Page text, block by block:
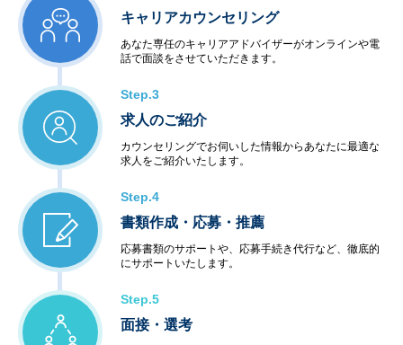
キャリアカウンセリング
あなた専任のキャリアアドバイザーがオンラインや電
話で面談をさせていただきます。
Step.3
求人のご紹介
カウンセリングでお伺いした情報からあなたに最適な
求人をご紹介いたします。
Step.4
書類作成・応募・推薦
応募書類のサポートや、応募手続き代行など、徹底的
にサポートいたします。
Step.5
面接・選考